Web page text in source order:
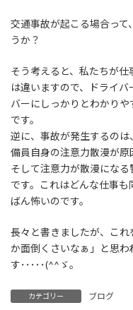
交通事故が起こる場合って
うか？
そう考えると、私たちが
は違いますので、ドライ
バーにしっかりとわかり
です。
逆に、事故が発生するの
備員自身の注意力散漫が原
そして注意力が散漫にな
です。これはどんな仕事
ばん怖いのです。
長々と書きましたが、こ
か面倒くさいなぁ」と思
す･････(^^ゞ。
カテゴリー ブログ